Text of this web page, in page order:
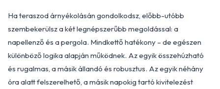
Ha teraszod árnyékolásán gondolkodsz, előbb-utóbb
szembekerülsz a két legnépszerűbb megoldással: a
napellenző és a pergola. Mindkettő hatékony – de egészen
különböző logika alapján működnek. Az egyik összehúzható
és rugalmas, a másik állandó és robusztus. Az egyik néhány
óra alatt felszerelhető, a másik napokig tartó kivitelezést